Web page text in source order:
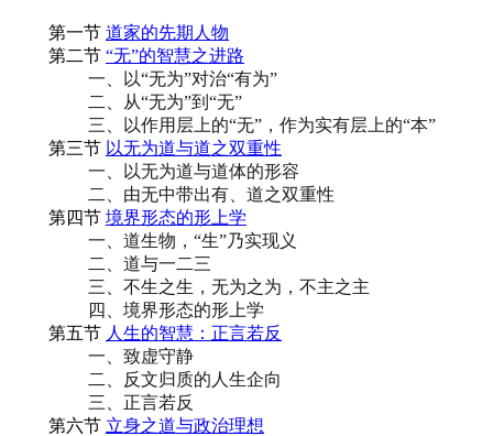
第一节 道家的先期人物
第二节 “无”的智慧之进路
一、以“无为”对治“有为”
二、从“无为”到“无”
三、以作用层上的“无”，作为实有层上的“本”
第三节 以无为道与道之双重性
一、以无为道与道体的形容
二、由无中带出有、道之双重性
第四节 境界形态的形上学
一、道生物，“生”乃实现义
二、道与一二三
三、不生之生，无为之为，不主之主
四、境界形态的形上学
第五节 人生的智慧：正言若反
一、致虚守静
二、反文归质的人生企向
三、正言若反
第六节 立身之道与政治理想